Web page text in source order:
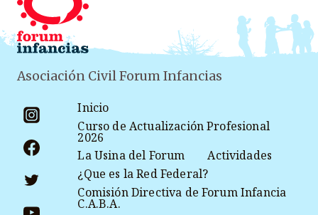
Asociación Civil Forum Infancias
Inicio
Curso de Actualización Profesional
2026
La Usina del Forum
Actividades
¿Que es la Red Federal?
Comisión Directiva de Forum Infancia
C.A.B.A.